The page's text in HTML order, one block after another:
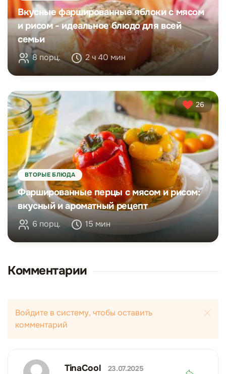
Вкусные фаршированные яблоки с мясом
и рисом - идеальное блюдо для всей
семьи
8 порц. 2 ч 40 мин
26
ВТОРЫЕ БЛЮДА
Фаршированные перцы с мясом и рисом:
вкусный и ароматный рецепт
6 порц. 15 мин
Комментарии
Войдите в систему, чтобы оставить
комментарий
TinaCool
23.07.2025